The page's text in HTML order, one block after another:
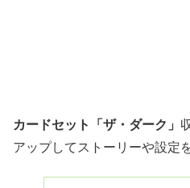
カードセット「ザ・ダーク」
アップしてストーリーや設定